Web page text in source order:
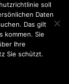
uns
Bilder
WordPress.
soll
Daten
Das gilt
kommen. Sie
Ihre
Sie schützt.